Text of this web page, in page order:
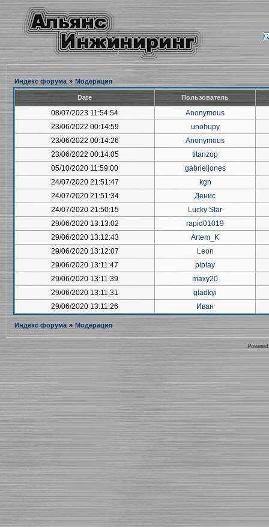
Индекс форума » Модерация
Date Пользователь
08/07/2023 11:54:54
Anonymous
23/06/2022 00:14:59
unohupy
23/06/2022 00:14:26
Anonymous
23/06/2022 00:14:05
titanzop
05/10/2020 11:59:00
gabrieljones
24/07/2020 21:51:47
kgn
24/07/2020 21:51:34
Денис
24/07/2020 21:50:15
Lucky Star
29/06/2020 13:13:02
rapid01019
29/06/2020 13:12:43
Artem_K
29/06/2020 13:12:07
Leon
29/06/2020 13:11:47
piplay
29/06/2020 13:11:39
maxy20
29/06/2020 13:11:31
gladkyi
29/06/2020 13:11:26
Иван
Индекс форума » Модерация